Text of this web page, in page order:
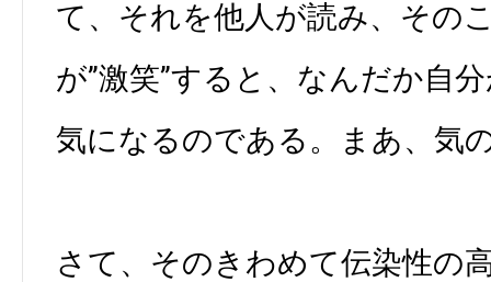
て、それを他人が読み、その
が”激笑”すると、なんだか自
気になるのである。まあ、気
さて、そのきわめて伝染性の